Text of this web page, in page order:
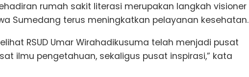
rumah sakit literasi merupakan langkah visioner
Sumedang terus meningkatkan pelayanan kesehatan.
RSUD Umar Wirahadikusuma telah menjadi pusat
ilmu pengetahuan, sekaligus pusat inspirasi,” kata